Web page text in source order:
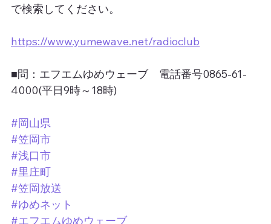
で検索してください。
https://www.yumewave.net/radioclub
■問：エフエムゆめウェーブ　電話番号0865-61-
4000(平日9時～18時)
#岡山県
#笠岡市
#浅口市
#里庄町
#笠岡放送
#ゆめネット
#エフエムゆめウェーブ